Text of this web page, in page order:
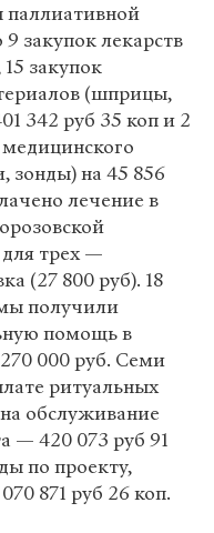
закупок лекарств
закупок
(шприцы,
342 руб 35 коп и 2
зонды) на 45 856
лечение в
трех —
(27 800 руб). 18
получили
помощь в
000 руб. Семи
ритуальных
обслуживание
— 420 073 руб 91
по проекту,
871 руб 26 коп.